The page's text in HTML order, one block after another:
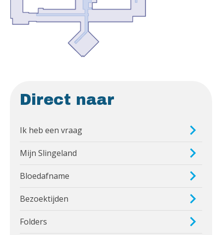
Direct naar
Ik heb een vraag
Mijn Slingeland
Bloedafname
Bezoektijden
Folders